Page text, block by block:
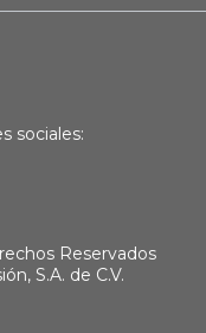
sociales:
Reservados
S.A. de C.V.